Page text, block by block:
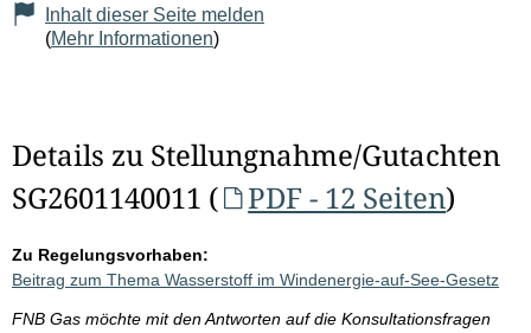
Inhalt dieser Seite melden
(Mehr Informationen)
Details zu Stellungnahme/Gutachten
SG2601140011 (
PDF - 12 Seiten)
Zu Regelungsvorhaben:
Beitrag zum Thema Wasserstoff im Windenergie-auf-See-Gesetz
FNB Gas möchte mit den Antworten auf die Konsultationsfragen